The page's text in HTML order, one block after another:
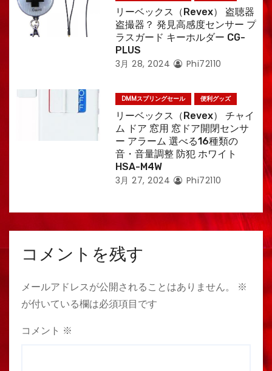
リーベックス（Revex） 盗聴器
盗撮器？ 発見高感度センサー プ
ラスガード キーホルダー CG-
PLUS
3月 28, 2024 Phi72110
DMMスプリングセール 便利グッズ
リーベックス（Revex） チャイ
ム ドア 窓用 窓ドア開閉センサ
ー アラーム 選べる16種類の
音・音量調整 防犯 ホワイト
HSA-M4W
3月 27, 2024 Phi72110
コメントを残す
メールアドレスが公開されることはありません。
※
が付いている欄は必須項目です
コメント ※